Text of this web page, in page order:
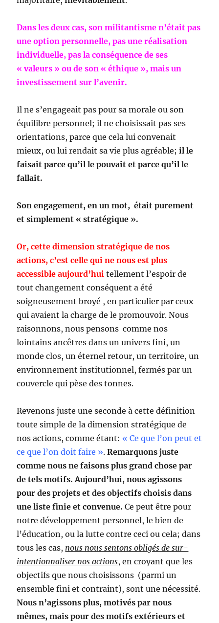
Dans les deux cas, son militantisme n’était pas
une option personnelle, pas une réalisation
individuelle, pas la conséquence de ses
« valeurs » ou de son « éthique », mais un
investissement sur l’avenir.
Il ne s’engageait pas pour sa morale ou son
équilibre personnel; il ne choisissait pas ses
orientations, parce que cela lui convenait
mieux, ou lui rendait sa vie plus agréable;il le
faisait parce qu’il le pouvait et parce qu’il le
fallait.
Son engagement, en un mot, était purement
et simplement « stratégique ».
Or, cette dimension stratégique de nos
actions, c’est celle qui ne nous est plus
accessible aujourd’hui tellement l’espoir de
tout changement conséquent a été
soigneusement broyé , en particulier par ceux
qui avaient la charge de le promouvoir. Nous
raisonnons, nous pensons comme nos
lointains ancêtres dans un univers fini, un
monde clos, un éternel retour, un territoire, un
environnement institutionnel, fermés par un
couvercle qui pèse des tonnes.
Revenons juste une seconde à cette définition
toute simple de la dimension stratégique de
nos actions, comme étant: « Ce que l’on peut et
ce que l’on doit faire ».Remarquons juste
comme nous ne faisons plus grand chose par
de tels motifs. Aujourd’hui, nous agissons
pour des projets et des objectifs choisis dans
une liste finie et convenue. Ce peut être pour
notre développement personnel, le bien de
l’éducation, ou la lutte contre ceci ou cela; dans
tous les cas, nous nous sentons obligés de sur-
intentionnaliser nos actions, en croyant que les
objectifs que nous choisissons (parmi un
ensemble fini et contraint), sont une nécessité.
Nous n’agissons plus, motivés par nous
mêmes, mais pour des motifs extérieurs et